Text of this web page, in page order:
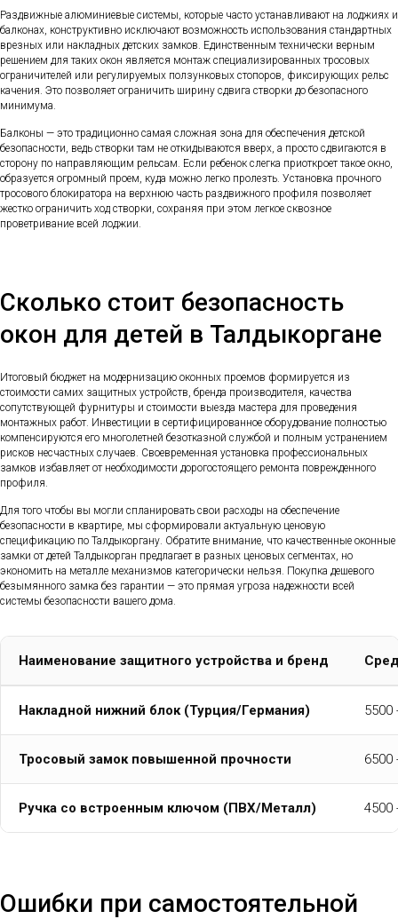
Раздвижные алюминиевые системы, которые часто устанавливают на лоджиях и
балконах, конструктивно исключают возможность использования стандартных
врезных или накладных детских замков. Единственным технически верным
решением для таких окон является монтаж специализированных тросовых
ограничителей или регулируемых ползунковых стопоров, фиксирующих рельс
качения. Это позволяет ограничить ширину сдвига створки до безопасного
минимума.
Балконы — это традиционно самая сложная зона для обеспечения детской
безопасности, ведь створки там не откидываются вверх, а просто сдвигаются в
сторону по направляющим рельсам. Если ребенок слегка приоткроет такое окно,
образуется огромный проем, куда можно легко пролезть. Установка прочного
тросового блокиратора на верхнюю часть раздвижного профиля позволяет
жестко ограничить ход створки, сохраняя при этом легкое сквозное
проветривание всей лоджии.
Сколько стоит безопасность
окон для детей в Талдыкоргане
Итоговый бюджет на модернизацию оконных проемов формируется из
стоимости самих защитных устройств, бренда производителя, качества
сопутствующей фурнитуры и стоимости выезда мастера для проведения
монтажных работ. Инвестиции в сертифицированное оборудование полностью
компенсируются его многолетней безотказной службой и полным устранением
рисков несчастных случаев. Своевременная установка профессиональных
замков избавляет от необходимости дорогостоящего ремонта поврежденного
профиля.
Для того чтобы вы могли спланировать свои расходы на обеспечение
безопасности в квартире, мы сформировали актуальную ценовую
спецификацию по Талдыкоргану. Обратите внимание, что качественные оконные
замки от детей Талдыкорган предлагает в разных ценовых сегментах, но
экономить на металле механизмов категорически нельзя. Покупка дешевого
безымянного замка без гарантии — это прямая угроза надежности всей
системы безопасности вашего дома.
Наименование защитного устройства и бренд
Накладной нижний блок (Турция/Германия) 5500
Тросовый замок повышенной прочности 6500
Ручка со встроенным ключом (ПВХ/Металл) 4500
Ошибки при самостоятельной